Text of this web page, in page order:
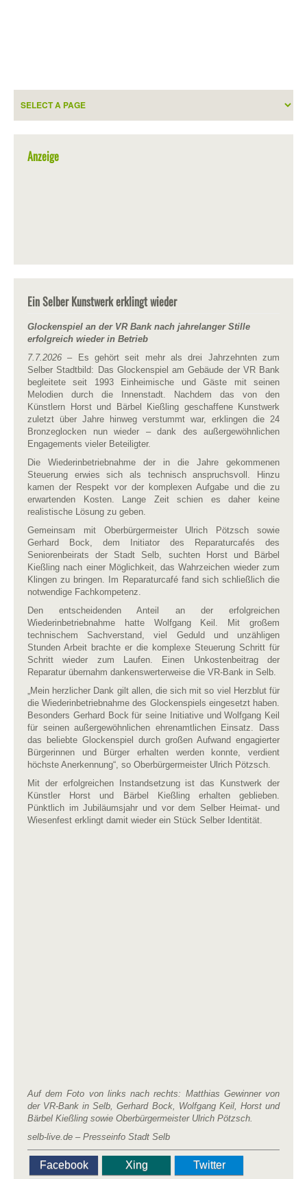
Anzeige
Ein Selber Kunstwerk erklingt wieder
Glockenspiel an der VR Bank nach jahrelanger Stille
erfolgreich wieder in Betrieb
7.7.2026 – Es gehört seit mehr als drei Jahrzehnten zum
Selber Stadtbild: Das Glockenspiel am Gebäude der VR Bank
begleitete seit 1993 Einheimische und Gäste mit seinen
Melodien durch die Innenstadt. Nachdem das von den
Künstlern Horst und Bärbel Kießling geschaffene Kunstwerk
zuletzt über Jahre hinweg verstummt war, erklingen die 24
Bronzeglocken nun wieder – dank des außergewöhnlichen
Engagements vieler Beteiligter.
Die Wiederinbetriebnahme der in die Jahre gekommenen
Steuerung erwies sich als technisch anspruchsvoll. Hinzu
kamen der Respekt vor der komplexen Aufgabe und die zu
erwartenden Kosten. Lange Zeit schien es daher keine
realistische Lösung zu geben.
Gemeinsam mit Oberbürgermeister Ulrich Pötzsch sowie
Gerhard Bock, dem Initiator des Reparaturcafés des
Seniorenbeirats der Stadt Selb, suchten Horst und Bärbel
Kießling nach einer Möglichkeit, das Wahrzeichen wieder zum
Klingen zu bringen. Im Reparaturcafé fand sich schließlich die
notwendige Fachkompetenz.
Den entscheidenden Anteil an der erfolgreichen
Wiederinbetriebnahme hatte Wolfgang Keil. Mit großem
technischem Sachverstand, viel Geduld und unzähligen
Stunden Arbeit brachte er die komplexe Steuerung Schritt für
Schritt wieder zum Laufen. Einen Unkostenbeitrag der
Reparatur übernahm dankenswerterweise die VR-Bank in Selb.
„Mein herzlicher Dank gilt allen, die sich mit so viel Herzblut für
die Wiederinbetriebnahme des Glockenspiels eingesetzt haben.
Besonders Gerhard Bock für seine Initiative und Wolfgang Keil
für seinen außergewöhnlichen ehrenamtlichen Einsatz. Dass
das beliebte Glockenspiel durch großen Aufwand engagierter
Bürgerinnen und Bürger erhalten werden konnte, verdient
höchste Anerkennung“, so Oberbürgermeister Ulrich Pötzsch.
Mit der erfolgreichen Instandsetzung ist das Kunstwerk der
Künstler Horst und Bärbel Kießling erhalten geblieben.
Pünktlich im Jubiläumsjahr und vor dem Selber Heimat- und
Wiesenfest erklingt damit wieder ein Stück Selber Identität.
Auf dem Foto von links nach rechts: Matthias Gewinner von
der VR-Bank in Selb, Gerhard Bock, Wolfgang Keil, Horst und
Bärbel Kießling sowie Oberbürgermeister Ulrich Pötzsch.
selb-live.de – Presseinfo Stadt Selb
Facebook Xing
Twitter